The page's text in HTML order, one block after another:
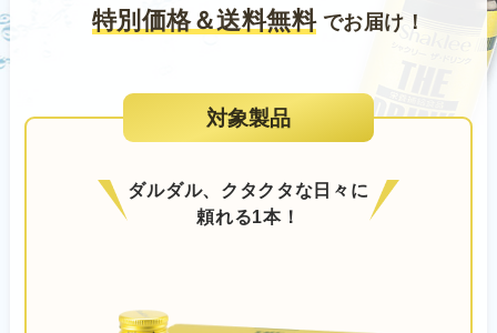
特別価格＆送料無料でお届け！
対象製品
ダルダル、クタクタな日々に
頼れる1本！